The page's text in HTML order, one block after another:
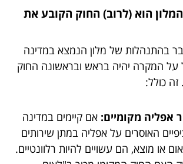
הוא (לרוב) החוק הקובע את
בהתנהלות של מלון הנמצא במדינה
על המקרה יהיה בראש ובראשונה החוק
כולל:
אפליה מקומיים: אם קיימים במדינה
האוסרים על אפליה במתן שירותים
או מוצא, הם עשויים להיות רלוונטיים.